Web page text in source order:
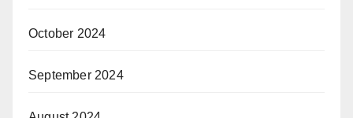
October 2024
September 2024